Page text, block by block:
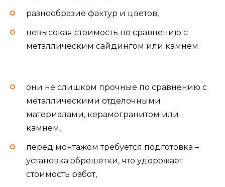
разнообразие фактур и цветов,
невысокая стоимость по сравнению с
металлическим сайдингом или камнем.
они не слишком прочные по сравнению с
металлическими отделочными
материалами, керамогранитом или
камнем,
перед монтажом требуется подготовка –
установка обрешетки, что удорожает
стоимость работ,